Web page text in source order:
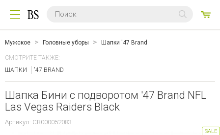
Мужское Головные уборы Шапки '47 Brand
СМОТРИТЕ ТАКЖЕ:
ШАПКИ
'47 BRAND
Шапка Бини с подворотом '47 Brand NFL
Las Vegas Raiders Black
Артикул: CB000052083
SALE